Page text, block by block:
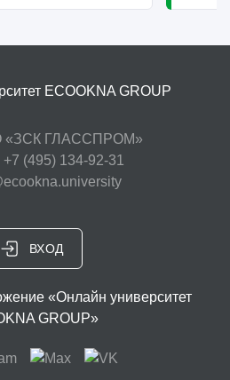
«ЗСК ГЛАССПРОМ»
(495) 134-92-31
ВХОД